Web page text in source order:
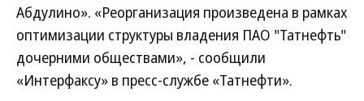
Абдулино». «Реорганизация произведена в рамках
оптимизации структуры владения ПАО "Татнефть"
дочерними обществами», - сообщили
«Интерфаксу» в пресс-службе «Татнефти».